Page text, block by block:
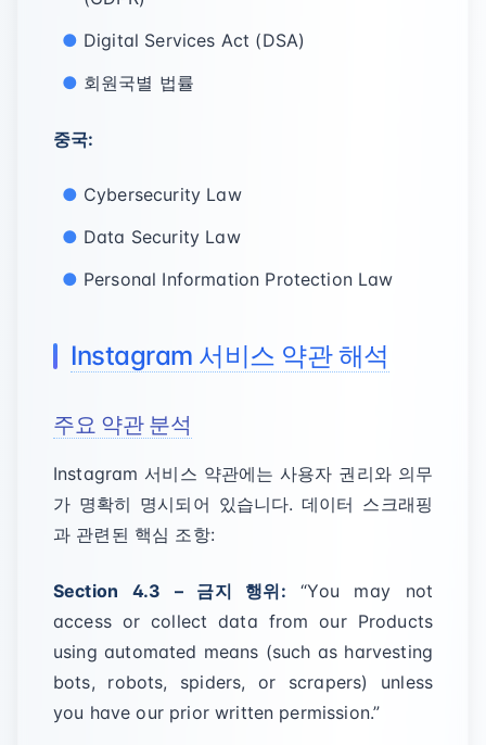
Digital Services Act (DSA)
회원국별 법률
중국:
Cybersecurity Law
Data Security Law
Personal Information Protection Law
Instagram 서비스 약관 해석
주요 약관 분석
Instagram 서비스 약관에는 사용자 권리와 의무
가 명확히 명시되어 있습니다. 데이터 스크래핑
과 관련된 핵심 조항:
Section 4.3 – 금지 행위: “You may not
access or collect data from our Products
using automated means (such as harvesting
bots, robots, spiders, or scrapers) unless
you have our prior written permission.”